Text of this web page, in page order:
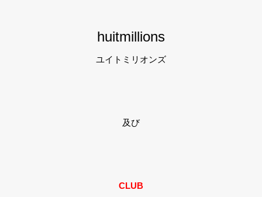
huitmillions
ユイトミリオンズ
及び
CLUB